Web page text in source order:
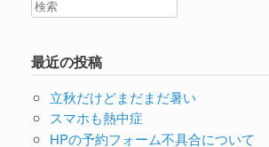
最近の投稿
立秋だけどまだまだ暑い
スマホも熱中症
HPの予約フォーム不具合について